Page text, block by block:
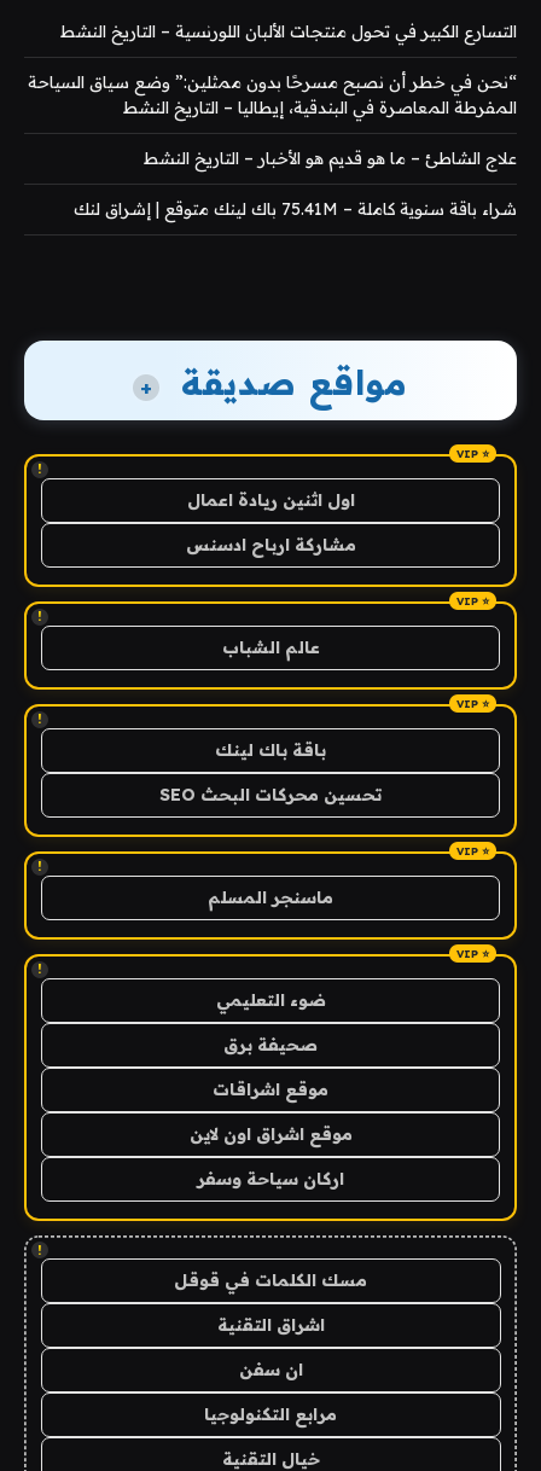
التسارع الكبير في تحول منتجات الألبان اللورنسية – التاريخ النشط
“نحن في خطر أن نصبح مسرحًا بدون ممثلين:” وضع سياق السياحة
المفرطة المعاصرة في البندقية، إيطاليا – التاريخ النشط
علاج الشاطئ – ما هو قديم هو الأخبار – التاريخ النشط
شراء باقة سنوية كاملة – 75.41M باك لينك متوقع | إشراق لنك
مواقع صديقة +
!
اول اثنين ريادة اعمال
مشاركة ارباح ادسنس
!
عالم الشباب
!
باقة باك لينك
تحسين محركات البحث SEO
!
ماسنجر المسلم
!
ضوء التعليمي
صحيفة برق
موقع اشراقات
موقع اشراق اون لاين
اركان سياحة وسفر
!
مسك الكلمات في قوقل
اشراق التقنية
ان سفن
مرابع التكنولوجيا
خيال التقنية